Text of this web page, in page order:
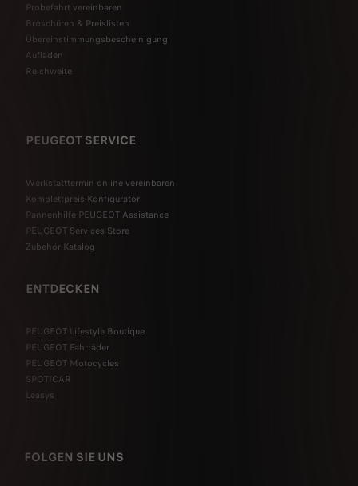
Probefahrt vereinbaren
Broschüren & Preislisten
Übereinstimmungsbescheinigung
Aufladen
Reichweite
PEUGEOT SERVICE
Werkstatttermin online vereinbaren
Komplettpreis-Konfigurator
Pannenhilfe PEUGEOT Assistance
PEUGEOT Services Store
Zubehör-Katalog
ENTDECKEN
PEUGEOT Lifestyle Boutique
PEUGEOT Fahrräder
PEUGEOT Motocycles
SPOTICAR
Leasys
FOLGEN SIE UNS